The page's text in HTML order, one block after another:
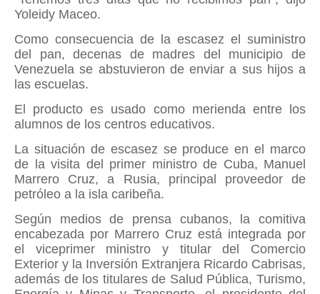
Yoleidy Maceo.
Como consecuencia de la escasez el suministro
del pan, decenas de madres del municipio de
Venezuela se abstuvieron de enviar a sus hijos a
las escuelas.
El producto es usado como merienda entre los
alumnos de los centros educativos.
La situación de escasez se produce en el marco
de la visita del primer ministro de Cuba, Manuel
Marrero Cruz, a Rusia, principal proveedor de
petróleo a la isla caribeña.
Según medios de prensa cubanos, la comitiva
encabezada por Marrero Cruz está integrada por
el viceprimer ministro y titular del Comercio
Exterior y la Inversión Extranjera Ricardo Cabrisas,
además de los titulares de Salud Pública, Turismo,